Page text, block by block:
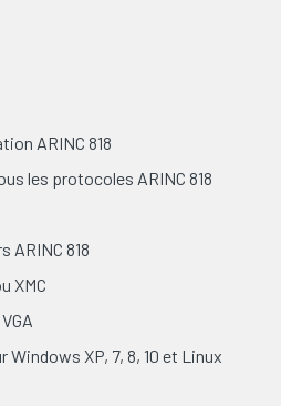
ARINC 818
les protocoles ARINC 818
ARINC 818
XMC
Windows XP, 7, 8, 10 et Linux